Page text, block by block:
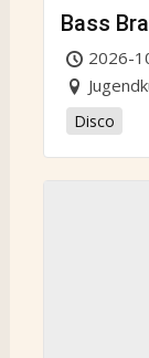
Bass
2026-
Disco